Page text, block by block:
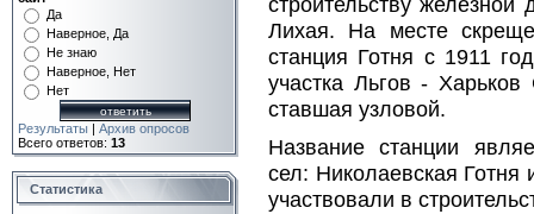
Да
Наверное, Да
Не знаю
Наверное, Нет
Нет
Результаты | Архив опросов
Всего ответов: 13
Статистика
Лихая. На месте
станция Готня с 1911
участка Льгов -
ставшая узловой.
Название станции
сел: Николаевская Готня
участвовали в